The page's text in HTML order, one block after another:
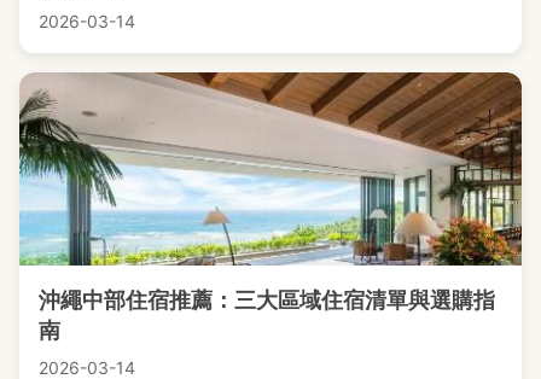
2026-03-14
沖繩中部住宿推薦：三大區域住宿清單與選購指
南
2026-03-14